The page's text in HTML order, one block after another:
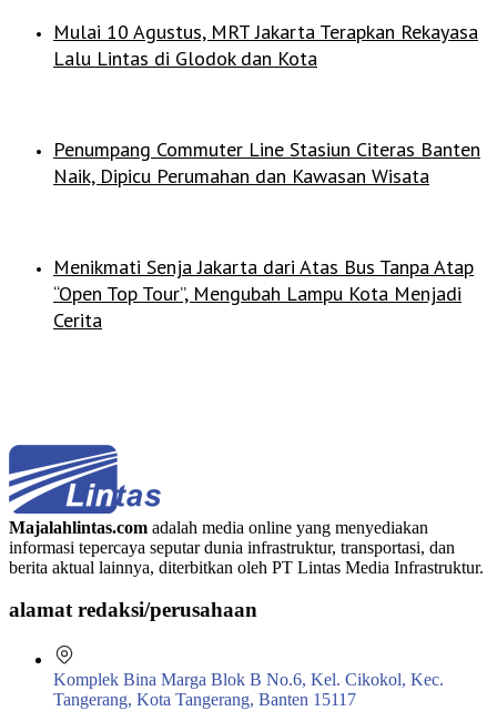
Mulai 10 Agustus, MRT Jakarta Terapkan Rekayasa
Lalu Lintas di Glodok dan Kota
Penumpang Commuter Line Stasiun Citeras Banten
Naik, Dipicu Perumahan dan Kawasan Wisata
Menikmati Senja Jakarta dari Atas Bus Tanpa Atap
“Open Top Tour”, Mengubah Lampu Kota Menjadi
Cerita
Majalahlintas.com adalah media online yang menyediakan
informasi tepercaya seputar dunia infrastruktur, transportasi, dan
berita aktual lainnya, diterbitkan oleh PT Lintas Media Infrastruktur.
alamat redaksi/perusahaan
Komplek Bina Marga Blok B No.6, Kel. Cikokol, Kec.
Tangerang, Kota Tangerang, Banten 15117